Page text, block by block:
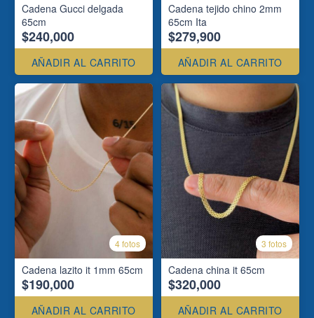
Cadena Gucci delgada
65cm
$240,000
AÑADIR AL CARRITO
Cadena tejido chino 2mm
65cm Ita
$279,900
AÑADIR AL CARRITO
4 fotos
Cadena lazito it 1mm 65cm
$190,000
AÑADIR AL CARRITO
3 fotos
Cadena china it 65cm
$320,000
AÑADIR AL CARRITO